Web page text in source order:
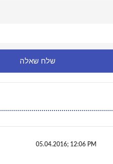
05.04.2016; 12:06 PM